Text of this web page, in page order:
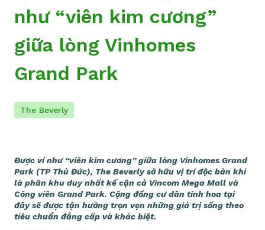
như “viên kim cương”
giữa lòng Vinhomes
Grand Park
The Beverly
Được ví như “viên kim cương” giữa lòng Vinhomes Grand
Park (TP Thủ Đức), The Beverly sở hữu vị trí độc bản khi
là phân khu duy nhất kế cận cả Vincom Mega Mall và
Công viên Grand Park. Cộng đồng cư dân tinh hoa tại
đây sẽ được tận hưởng trọn vẹn những giá trị sống theo
tiêu chuẩn đẳng cấp và khác biệt.